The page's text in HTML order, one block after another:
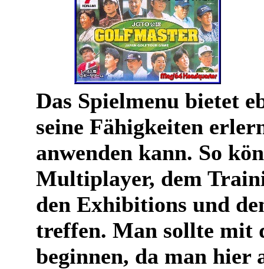
Das Spielmenu bietet
seine Fähigkeiten
anwenden kann. So
Multiplayer, dem
den Exhibitions und
treffen. Man sollte mit
beginnen, da man hier